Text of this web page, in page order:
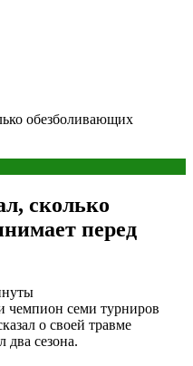
обезболивающих
сколько
перед
чемпион семи турниров
о своей травме
два сезона.